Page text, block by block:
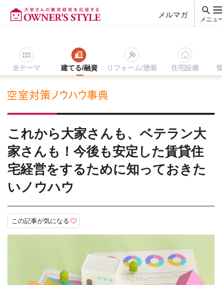
メルマガ
メニュ
全テーマ 建てる/融資 リフォーム/塗装 住宅設備
賃貸経営ＴＯＰ 空室対策ノウハウ事典 空室対策の基本と手順
これから大家さんも、ベテラン大
家さんも！今後も安定した賃貸住
宅経営をするために知っておきた
いノウハウ
この記事が気になる